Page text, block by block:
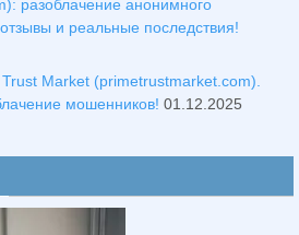
разоблачение анонимного
и реальные последствия!
Market (primetrustmarket.com).
мошенников! 01.12.2025